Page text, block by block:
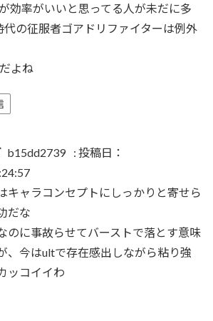
効率がいいと思ってる人が未だに多
代の征服者ゴアドリファイターは例外
よね
b15dd2739 : 投稿日：
キャラコンセプトにしっかりと寄せら
だな
のに事故らせてバーストで落とす意味
、今はultで存在感出しながら粘り強
ッコイイわ